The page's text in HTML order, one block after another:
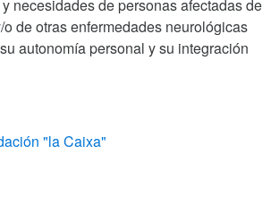
necesidades de personas afectadas de
de otras enfermedades neurológicas
autonomía personal y su integración
"la Caixa"